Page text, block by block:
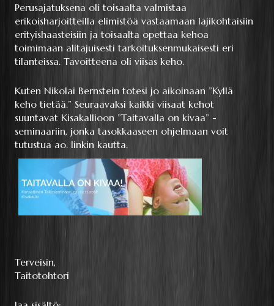
Perusajatuksena oli toisaalta valmistaa
erikoisharjoitteilla elimistöä vastaamaan lajikohtaisiin
erityishaasteisiin ja toisaalta opettaa kehoa
toimimaan alitajuisesti tarkoituksenmukaisesti eri
tilanteissa. Tavoitteena oli viisas keho.
Kuten Nikolai Bernstein totesi jo aikoinaan ”Kyllä
keho tietää.” Seuraavaksi kaikki viisaat kehot
suuntavat Kisakallioon ”Taitavalla on kivaa” -
seminaariin, jonka tasokkaaseen ohjelmaan voit
tutustua ao. linkin kautta.
Terveisin,
Taitotohtori